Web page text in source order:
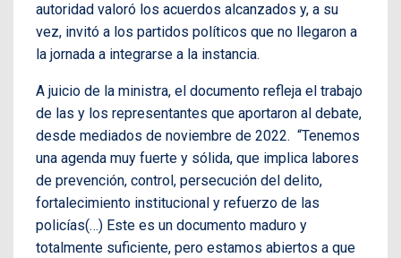
autoridad valoró los acuerdos alcanzados y, a su
vez, invitó a los partidos políticos que no llegaron a
la jornada a integrarse a la instancia.
A juicio de la ministra, el documento refleja el trabajo
de las y los representantes que aportaron al debate,
desde mediados de noviembre de 2022. “Tenemos
una agenda muy fuerte y sólida, que implica labores
de prevención, control, persecución del delito,
fortalecimiento institucional y refuerzo de las
policías(…) Este es un documento maduro y
totalmente suficiente, pero estamos abiertos a que